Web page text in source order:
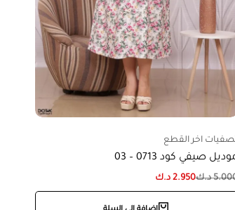
اخر القطع
صيفي كود 0713 – 03
د.ك2.950 د.ك